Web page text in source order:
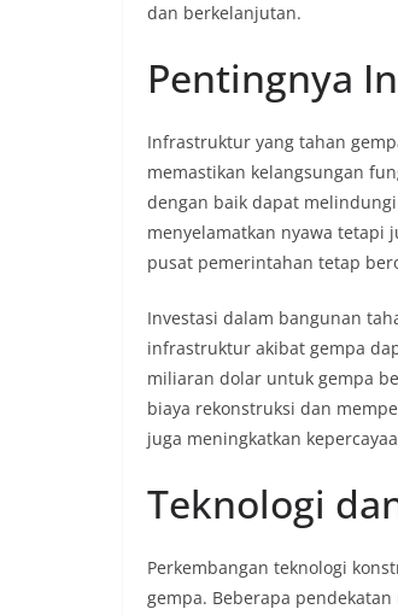
dan berkelanjutan.
Pentingnya
Infrastruktur yang tahan
memastikan kelangsungan
dengan baik dapat
menyelamatkan nyawa tetapi
pusat pemerintahan tetap
Investasi dalam bangunan
infrastruktur akibat gempa
miliaran dolar untuk gempa
biaya rekonstruksi dan
juga meningkatkan
Teknologi
Perkembangan teknologi
gempa. Beberapa